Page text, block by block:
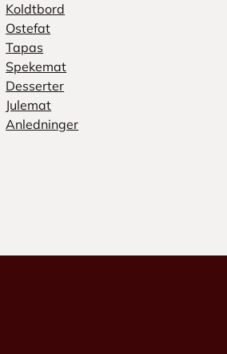
Koldtbord
Ostefat
Tapas
Spekemat
Desserter
Julemat
Anledninger